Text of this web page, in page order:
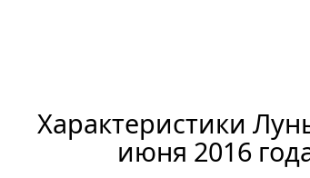
Характеристики
июня 2016